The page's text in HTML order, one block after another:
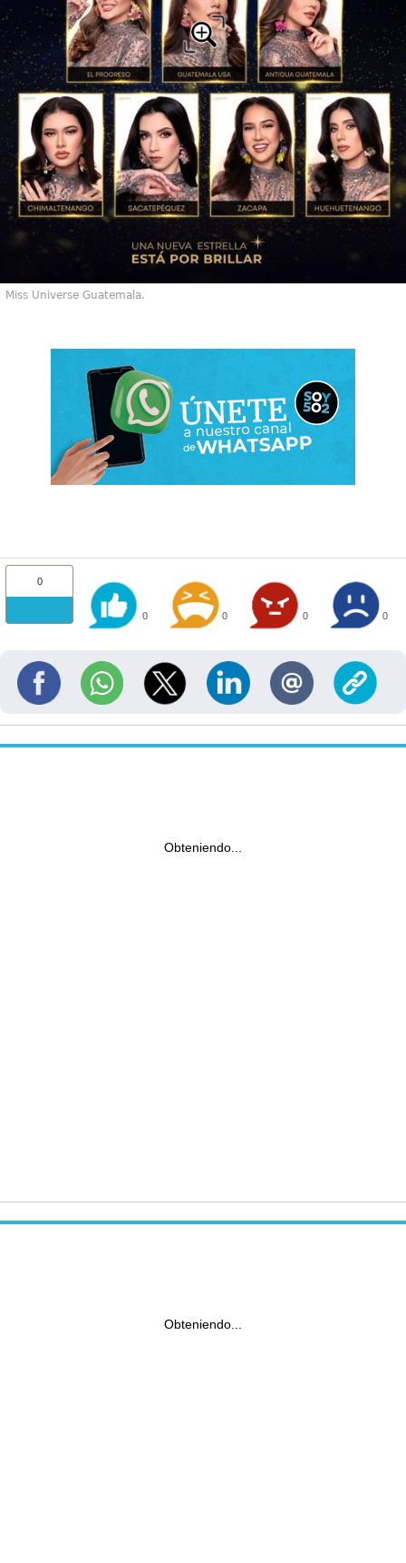
Miss Universe Guatemala.
0
0 0 0 0
Obteniendo...
Obteniendo...